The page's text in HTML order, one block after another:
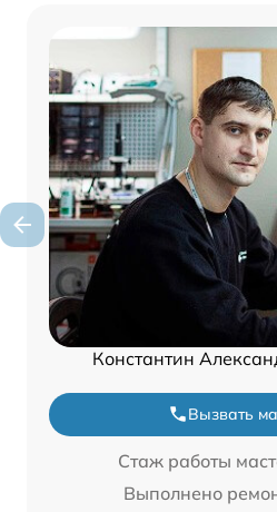
Константин
Вызвать
Стаж работы
Выполнено